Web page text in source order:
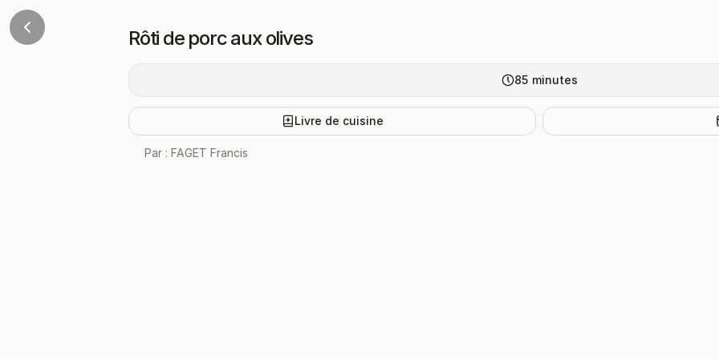
Rôti de porc aux olives
85 minutes
Livre de cuisine
Par : FAGET Francis